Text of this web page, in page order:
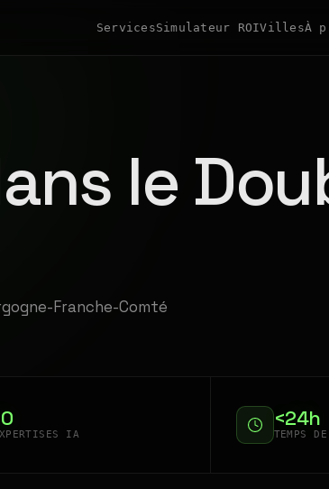
ServicesSimulateur ROIVillesÀ
le
Franche-Comté
IA
<24h
TEMPS DE